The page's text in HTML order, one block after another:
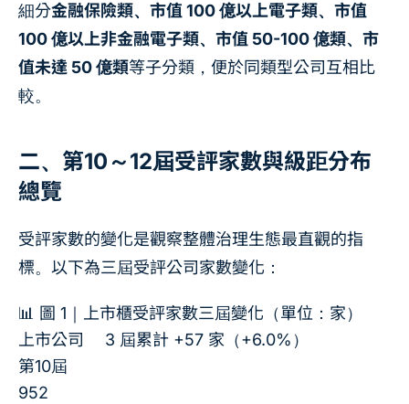
細分金融保險類、市值 100 億以上電子類、市值
100 億以上非金融電子類、市值 50-100 億類、市
值未達 50 億類等子分類，便於同類型公司互相比
較。
二、第10～12屆受評家數與級距分布
總覽
受評家數的變化是觀察整體治理生態最直觀的指
標。以下為三屆受評公司家數變化：
📊 圖 1｜上市櫃受評家數三屆變化（單位：家）
上市公司
3 屆累計 +57 家（+6.0%）
第10屆
952